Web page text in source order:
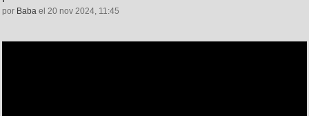
por Baba el 20 nov 2024, 11:45